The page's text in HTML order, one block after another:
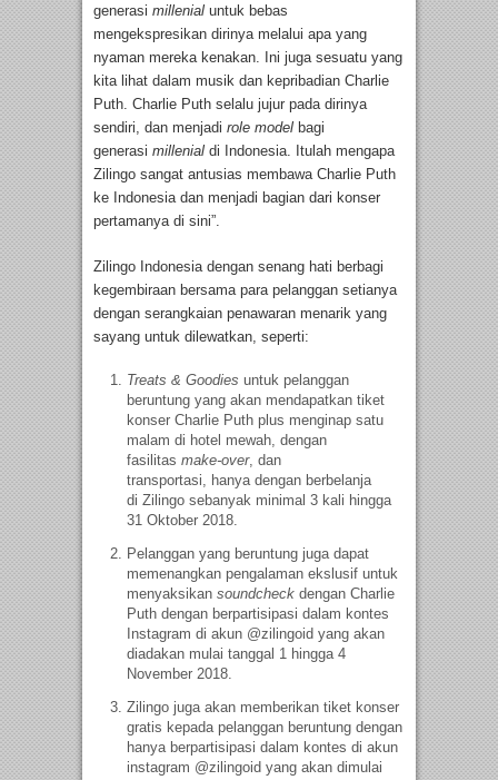
generasi millenial untuk bebas
mengekspresikan dirinya melalui apa yang
nyaman mereka kenakan. Ini juga sesuatu yang
kita lihat dalam musik dan kepribadian Charlie
Puth. Charlie Puth selalu jujur pada dirinya
sendiri, dan menjadi role model bagi
generasi millenial di Indonesia. Itulah mengapa
Zilingo sangat antusias membawa Charlie Puth
ke Indonesia dan menjadi bagian dari konser
pertamanya di sini”.
Zilingo Indonesia dengan senang hati berbagi
kegembiraan bersama para pelanggan setianya
dengan serangkaian penawaran menarik yang
sayang untuk dilewatkan, seperti:
Treats & Goodies untuk pelanggan
beruntung yang akan mendapatkan tiket
konser Charlie Puth plus menginap satu
malam di hotel mewah, dengan
fasilitas make-over, dan
transportasi, hanya dengan berbelanja
di Zilingo sebanyak minimal 3 kali hingga
31 Oktober 2018.
Pelanggan yang beruntung juga dapat
memenangkan pengalaman ekslusif untuk
menyaksikan soundcheck dengan Charlie
Puth dengan berpartisipasi dalam kontes
Instagram di akun @zilingoid yang akan
diadakan mulai tanggal 1 hingga 4
November 2018.
Zilingo juga akan memberikan tiket konser
gratis kepada pelanggan beruntung dengan
hanya berpartisipasi dalam kontes di akun
instagram @zilingoid yang akan dimulai